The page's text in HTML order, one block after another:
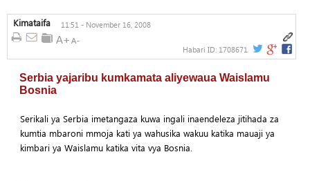
Kimataifa 11:51 - November 16, 2008
Habari ID: 1708671
Serbia yajaribu kumkamata aliyewaua Waislamu
Bosnia
Serikali ya Serbia imetangaza kuwa ingali inaendeleza jitihada za
kumtia mbaroni mmoja kati ya wahusika wakuu katika mauaji ya
kimbari ya Waislamu katika vita vya Bosnia.